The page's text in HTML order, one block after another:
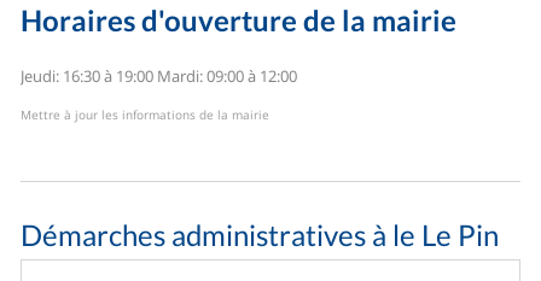
Horaires d'ouverture de la mairie
Jeudi: 16:30 à 19:00 Mardi: 09:00 à 12:00
Mettre à jour les informations de la mairie
Démarches administratives à le Le Pin